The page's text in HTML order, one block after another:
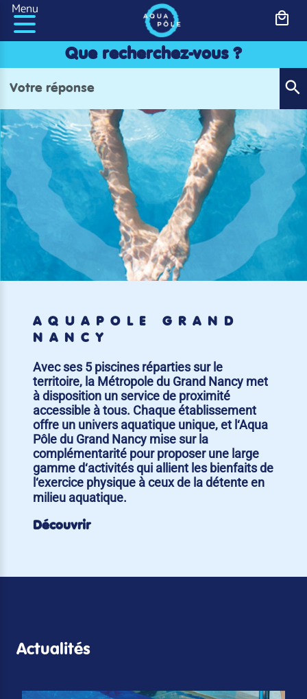
Panneau de gestion des cookies
Menu
Que recherchez-vous ?
AQUAPÔLE GRAND
NANCY
Avec ses 5 piscines réparties sur le
territoire, la Métropole du Grand Nancy met
à disposition un service de proximité
accessible à tous. Chaque établissement
offre un univers aquatique unique, et l‘Aqua
Pôle du Grand Nancy mise sur la
complémentarité pour proposer une large
gamme d‘activités qui allient les bienfaits de
l‘exercice physique à ceux de la détente en
milieu aquatique.
Découvrir
Actualités